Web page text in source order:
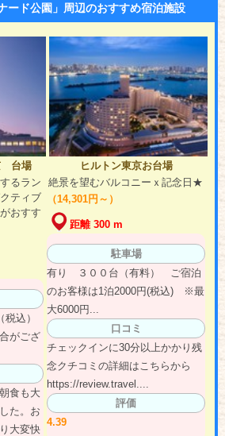
ード公園」周辺のおすすめ宿泊施設
台場
るラン
ティブ
おすす
込）
がござ
食も大
た。お
大変快
ヒルトン東京お台場
絶景を望むバルコニーｘ記念日★
（14,301円～）
距離 300 m
駐車場
有り ３００台（有料） ご宿泊
のお客様は1泊2000円(税込) ※最
大6000円...
口コミ
チェックインに30分以上かかり残
念クチコミの詳細はこちらから
https://review.travel....
評価
4.39